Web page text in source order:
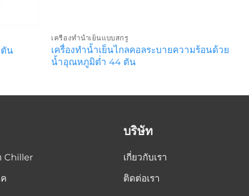
น
เครื่องทำน้ำเย็นแบบสกรู
เครื่องทำน้ำเย็นไกลคอลระบายความร้อนด้วย
น้ำอุณหภูมิต่ำ 44 ตัน
Chiller
บริษัท
เกี่ยวกับเรา
ติดต่อเรา